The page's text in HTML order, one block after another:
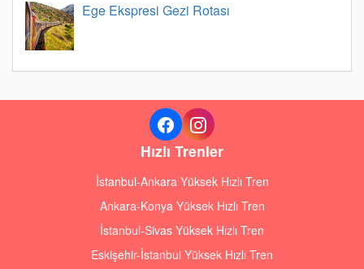
Ege Ekspresi Gezi Rotası
Hızlı Trenler
İstanbul-Ankara Yüksek Hızlı Tren
Ankara-Konya Yüksek Hızlı Tren
İstanbul-Sivas Yüksek Hızlı Tren
Eskişehir-İstanbul Yüksek Hızlı Tren